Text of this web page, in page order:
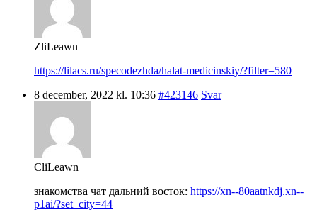
ZliLeawn
https://lilacs.ru/specodezhda/halat-medicinskiy/?filter=580
8 december, 2022 kl. 10:36 #423146 Svar
CliLeawn
знакомства чат дальний восток: https://xn--80aatnkdj.xn--
p1ai/?set_city=44